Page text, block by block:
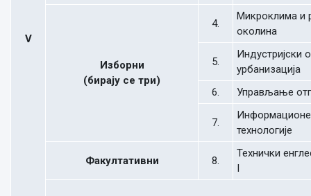
V
Изборни
(бирају се три)
4.
Микроклима и
околина
5.
Индустријски
урбанизација
6.
Управљање
7.
Информационе
технологије
Факултативни 8.
Технички
I